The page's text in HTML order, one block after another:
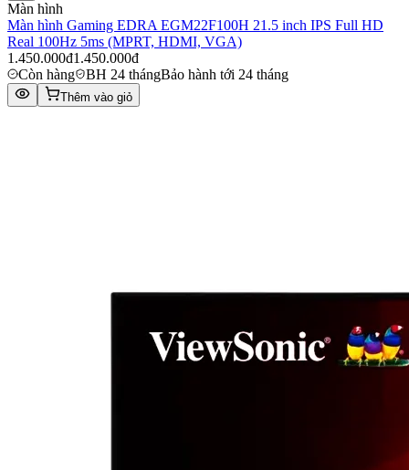
Màn hình
Màn hình Gaming EDRA EGM22F100H 21.5 inch IPS Full HD
Real 100Hz 5ms (MPRT, HDMI, VGA)
1.450.000đ1.450.000đ
Còn hàng
BH 24 thángBảo hành tới 24 tháng
Thêm vào giỏ